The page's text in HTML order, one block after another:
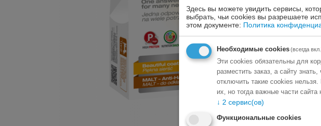
Здесь вы можете увидить сервисы,
выбрать, чьи cookies вы разрешаете
этом документе: Политика
Необходимые cookies(всегда
Эти cookies обязательны для
разместить заказ, а сайту
отключить такие cookies
их, но тогда важные части сайта
↓ 2 сервис(ов)
Функциональные cookies